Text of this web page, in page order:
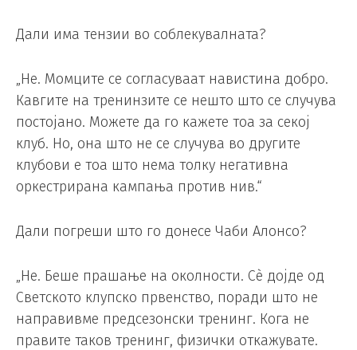
Дали има тензии во соблекувалната?
„Не. Момците се согласуваат навистина добро.
Кавгите на тренинзите се нешто што се случува
постојано. Можете да го кажете тоа за секој
клуб. Но, она што не се случува во другите
клубови е тоа што нема толку негативна
оркестрирана кампања против нив.“
Дали погреши што го донесе Чаби Алонсо?
„Не. Беше прашање на околности. Сè дојде од
Светското клупско првенство, поради што не
направивме предсезонски тренинг. Кога не
правите таков тренинг, физички откажувате.